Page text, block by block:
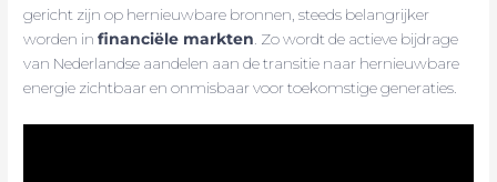
gericht zijn op hernieuwbare bronnen, steeds belangrijker
worden infinanciële markten . Zo wordt de actieve bijdrage
van Nederlandse aandelen aan de transitie naar hernieuwbare
energie zichtbaar en onmisbaar voor toekomstige generaties.